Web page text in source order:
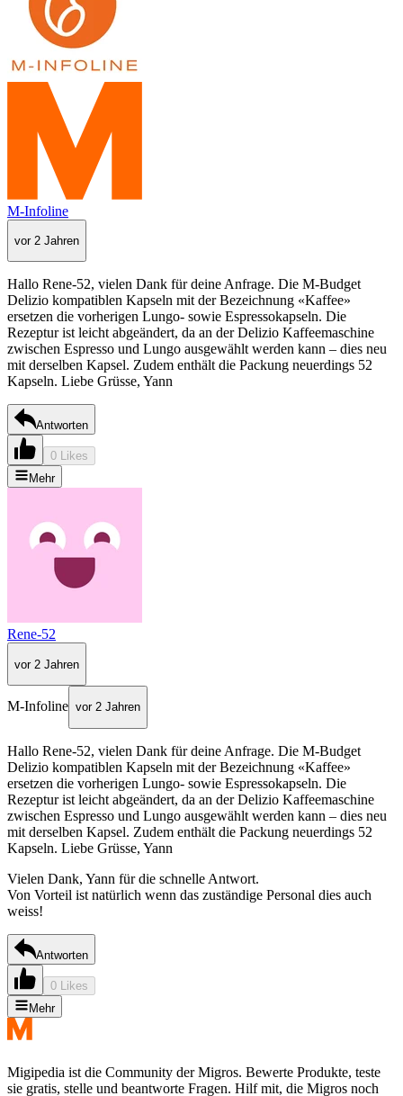
M-Infoline
vor 2 Jahren
Hallo Rene-52, vielen Dank für deine Anfrage. Die M-Budget
Delizio kompatiblen Kapseln mit der Bezeichnung «Kaffee»
ersetzen die vorherigen Lungo- sowie Espressokapseln. Die
Rezeptur ist leicht abgeändert, da an der Delizio Kaffeemaschine
zwischen Espresso und Lungo ausgewählt werden kann – dies neu
mit derselben Kapsel. Zudem enthält die Packung neuerdings 52
Kapseln. Liebe Grüsse, Yann
Antworten
0 Likes
Mehr
Rene-52
vor 2 Jahren
M-Infoline vor 2 Jahren
Hallo Rene-52, vielen Dank für deine Anfrage. Die M-Budget
Delizio kompatiblen Kapseln mit der Bezeichnung «Kaffee»
ersetzen die vorherigen Lungo- sowie Espressokapseln. Die
Rezeptur ist leicht abgeändert, da an der Delizio Kaffeemaschine
zwischen Espresso und Lungo ausgewählt werden kann – dies neu
mit derselben Kapsel. Zudem enthält die Packung neuerdings 52
Kapseln. Liebe Grüsse, Yann
Vielen Dank, Yann für die schnelle Antwort.
Von Vorteil ist natürlich wenn das zuständige Personal dies auch
weiss!
Antworten
0 Likes
Mehr
Migipedia ist die Community der Migros. Bewerte Produkte, teste
sie gratis, stelle und beantworte Fragen. Hilf mit, die Migros noch